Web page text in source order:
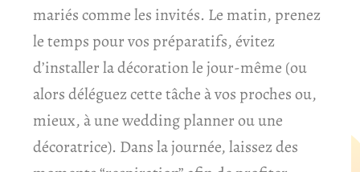
mariés comme les invités. Le matin, prenez
le temps pour vos préparatifs, évitez
d’installer la décoration le jour-même (ou
alors déléguez cette tâche à vos proches ou,
mieux, à une wedding planner ou une
décoratrice). Dans la journée, laissez des